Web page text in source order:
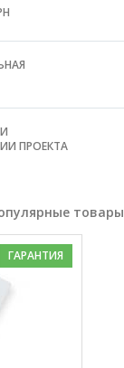
ПРОЕКТА
товары
ГАРАНТИЯ